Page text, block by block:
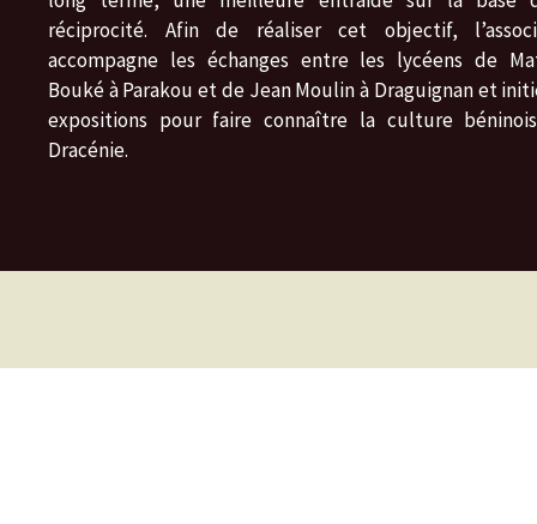
réciprocité. Afin de réaliser cet objectif,
accompagne les échanges entre les lycéens de
Bouké à Parakou et de Jean Moulin à Draguignan et
expositions pour faire connaître la culture
Dracénie.